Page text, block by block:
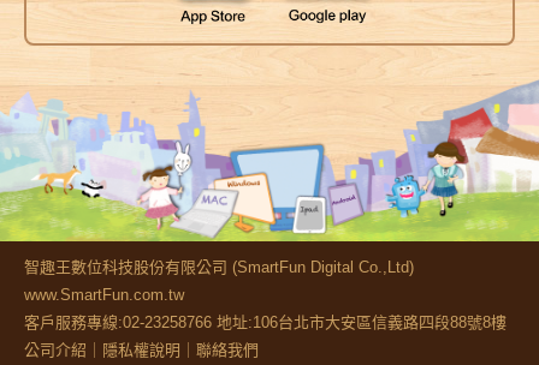
智趣王數位科技股份有限公司 (SmartFun Digital Co.,Ltd)
www.SmartFun.com.tw
客戶服務專線:02-23258766 地址:106台北市大安區信義路四段88號8樓
公司介紹
隱私權說明 聯絡我們